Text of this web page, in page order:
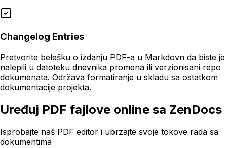
Changelog Entries
Pretvorite belešku o izdanju PDF-a u Markdovn da biste je
nalepili u datoteku dnevnika promena ili verzionisani repo
dokumenata. Održava formatiranje u skladu sa ostatkom
dokumentacije projekta.
Uređuj PDF fajlove online sa ZenDocs
Isprobajte naš PDF editor i ubrzajte svoje tokove rada sa
dokumentima